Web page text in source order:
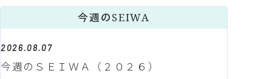
今週のSEIWA
2026.08.07
今週のＳＥＩＷＡ（２０２６）